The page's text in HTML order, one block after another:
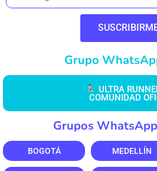
Grupo
ULTRA
COMUNIDAD
Grupos
BOGOTÁ MEDELLÍN